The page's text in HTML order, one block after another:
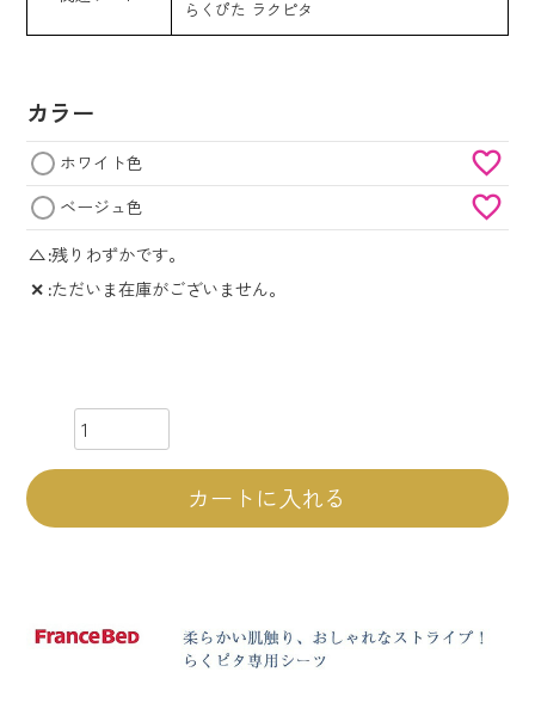
らくぴた ラクピタ
カラー
ホワイト色
ベージュ色
△ 残りわずかです。
✕ ただいま在庫がございません。
カートに入れる